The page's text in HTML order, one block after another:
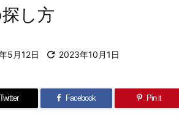
探し方
5月12日  2023年10月1日
Twitter Facebook Pin it